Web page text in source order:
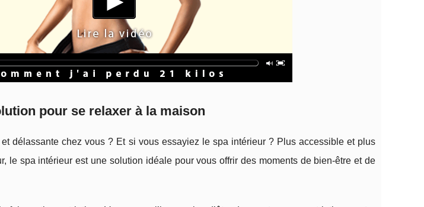
pour se relaxer à la maison
délassante chez vous ? Et si vous essayiez le spa intérieur ? Plus accessible et plus
le spa intérieur est une solution idéale pour vous offrir des moments de bien-être et de